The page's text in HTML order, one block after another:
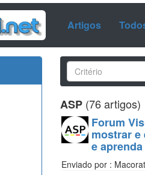
Artigos
ASP (76 artigos)
Forum
mostrar e
e
Enviado por :